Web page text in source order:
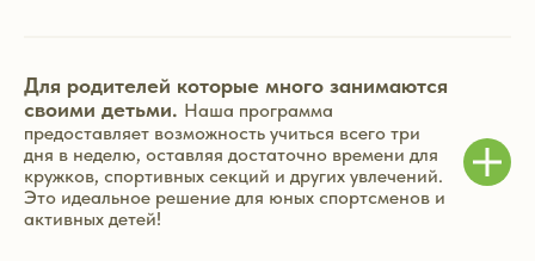
Для родителей которые много занимаются
своими детьми. Наша программа
предоставляет возможность учиться всего три
дня в неделю, оставляя достаточно времени для
кружков, спортивных секций и других увлечений.
Это идеальное решение для юных спортсменов и
активных детей!